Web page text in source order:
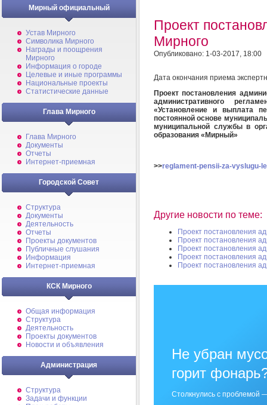
Мирный официальный
Устав Мирного
Символика Мирного
Награды и поощрения
Мирного
Информация о городе
Целевые и иные программы
Национальные проекты
Статистические данные
Глава Мирного
Глава Мирного
Документы
Отчеты
Интернет-приемная
Городской Совет
Структура
Документы
Деятельность
Отчеты
Проекты документов
Публичные слушания
Информация
Интернет-приемная
КСК Мирного
Общая информация
Структура
Деятельность
Проекты документов
Новости и объявления
Администрация
Структура
Задачи и функции
Проект
Мирного
Опубликовано: 1-03-2017, 18:00
Дата окончания приема
Проект постановления
административного
«Установление и выплата
постоянной основе
муниципальной службы в
образования «Мирный»
>>reglament-pensii-za-vyslugu-
Другие новости по теме:
Проект постановления
Проект постановления
Проект постановления
Проект постановления
Проект постановления
Не убран
горит
Столкнулись с проблемой